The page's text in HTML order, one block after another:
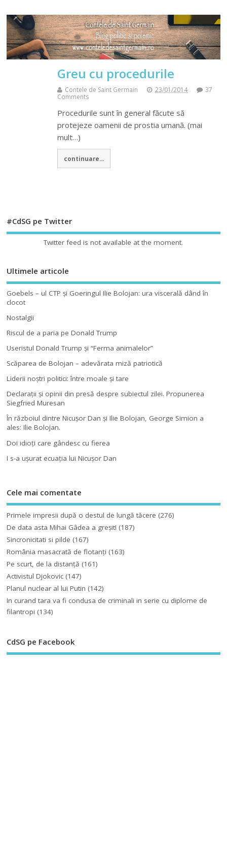
Greu cu procedurile
Contele de Saint Germain 23/01/2014
37
Comments
Procedurile sunt în general făcute să
protejeze oamenii de prostia umană. (mai
mult…)
continuare...
#CdSG pe Twitter
Twitter feed is not available at the moment.
Ultimele articole
Goebels – ul CTP şi Goeringul Ilie Bolojan: ura viscerală dând în
clocot
Nostalgii
Riscul de a paria pe Donald Trump
Useristul Donald Trump şi “Ferma animalelor”
Scăparea de Bolojan – adevărata miză patriotică
Liderii noştri politici: între moale şi tare
Declaraţii şi opinii din presă despre subiectul zilei. Propunerea
Siegfried Muresan
În războiul dintre Nicuşor Dan şi Ilie Bolojan, George Simion a
ales: Ilie Bolojan.
Doi idioţi care gândesc cu fierea
I s-a uşurat ecuaţia lui Nicuşor Dan
Cele mai comentate
Primele impresii după o destul de lungă tăcere (276)
De data asta Mihai Gâdea a greşit! (187)
Sincronicitati si pilde (167)
România masacrată de flotanţi (163)
Pe scurt, de la distanță (161)
Activistul Djokovic (147)
Planul nuclear al lui Putin (142)
In curand tara va fi condusa de criminali in serie cu diplome de
filantropi (134)
CdSG pe Facebook